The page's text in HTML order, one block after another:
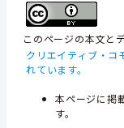
このページの本文と
クリエイティブ・コ
れています。
本ページに掲
す。